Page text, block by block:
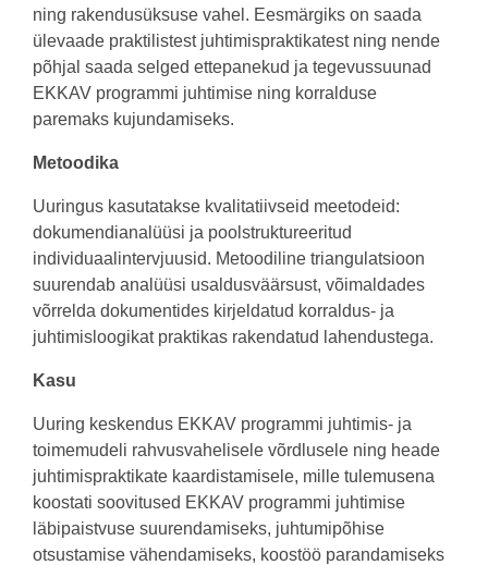
ning rakendusüksuse vahel. Eesmärgiks on saada
ülevaade praktilistest juhtimispraktikatest ning nende
põhjal saada selged ettepanekud ja tegevussuunad
EKKAV programmi juhtimise ning korralduse
paremaks kujundamiseks.
Metoodika
Uuringus kasutatakse kvalitatiivseid meetodeid:
dokumendianalüüsi ja poolstruktureeritud
individuaalintervjuusid. Metoodiline triangulatsioon
suurendab analüüsi usaldusväärsust, võimaldades
võrrelda dokumentides kirjeldatud korraldus- ja
juhtimisloogikat praktikas rakendatud lahendustega.
Kasu
Uuring keskendus EKKAV programmi juhtimis- ja
toimemudeli rahvusvahelisele võrdlusele ning heade
juhtimispraktikate kaardistamisele, mille tulemusena
koostati soovitused EKKAV programmi juhtimise
läbipaistvuse suurendamiseks, juhtumipõhise
otsustamise vähendamiseks, koostöö parandamiseks